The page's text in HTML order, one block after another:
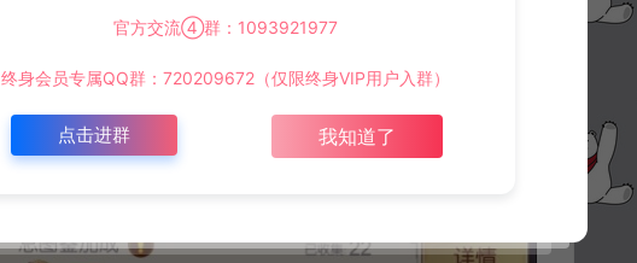
官方交流④群：1093921977
终身会员专属QQ群：720209672（仅限终身VIP用户入群）
点击进群 我知道了